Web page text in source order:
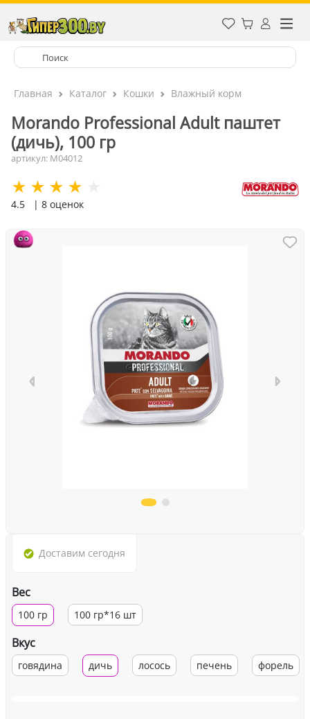
Главная Каталог Кошки Влажный корм
Morando Professional Adult паштет
(дичь), 100 гр
артикул: M04012
4.5 | 8 оценок
Доставим сегодня
Вес
100 гр 100 гр*16 шт
Вкус
говядина дичь лосось печень форель